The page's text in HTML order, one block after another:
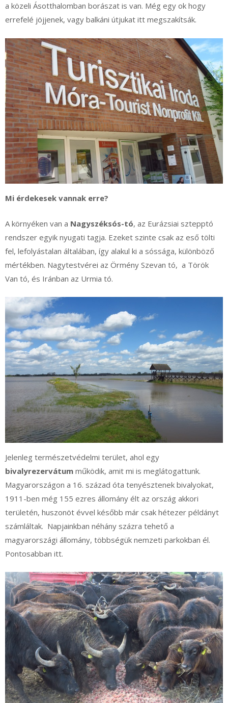
a közeli Ásotthalomban borászat is van. Még egy ok hogy
errefelé jöjjenek, vagy balkáni útjukat itt megszakítsák.
Mi érdekesek vannak erre?
A környéken van a Nagyszéksós-tó, az Eurázsiai sztepptó
rendszer egyik nyugati tagja. Ezeket szinte csak az eső tölti
fel, lefolyástalan általában, így alakul ki a sóssága, különböző
mértékben. Nagytestvérei az Örmény Szevan tó, a Török
Van tó, és Iránban az Urmia tó.
Jelenleg természetvédelmi terület, ahol egy
bivalyrezervátum működik, amit mi is meglátogattunk.
Magyarországon a 16. század óta tenyésztenek bivalyokat,
1911-ben még 155 ezres állomány élt az ország akkori
területén, huszonöt évvel később már csak hétezer példányt
számláltak. Napjainkban néhány százra tehető a
magyarországi állomány, többségük nemzeti parkokban él.
Pontosabban itt.